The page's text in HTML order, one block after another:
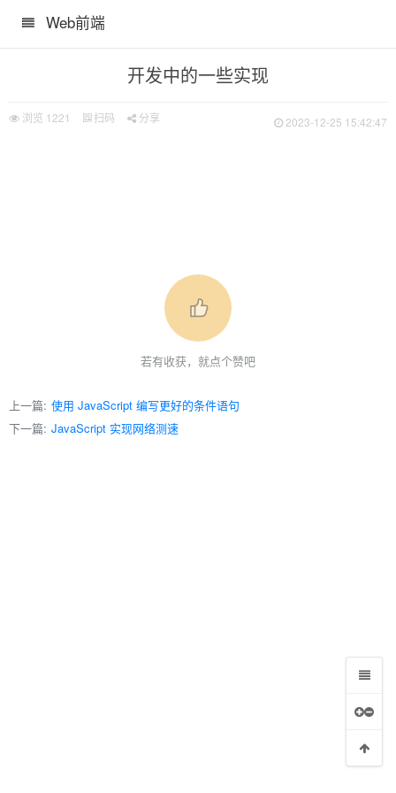
Web前端
开发中的一些实现
浏览 1221 扫码 分享 2023-12-25 15:42:47
若有收获，就点个赞吧
上一篇: 使用 JavaScript 编写更好的条件语句
下一篇: JavaScript 实现网络测速